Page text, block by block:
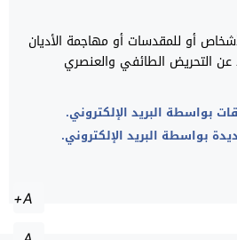
أو للمقدسات أو مهاجمة الأديان
عن التحريض الطائفي والعنصري
بواسطة البريد الإلكتروني.
بواسطة البريد الإلكتروني.
A+